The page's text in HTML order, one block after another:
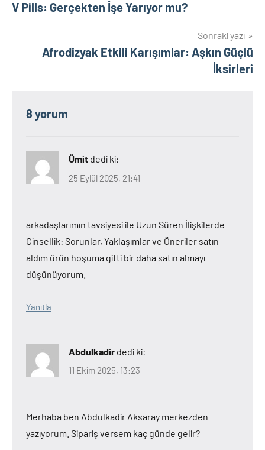
gezinmesi
V Pills: Gerçekten İşe Yarıyor mu?
Sonraki yazı
Afrodizyak Etkili Karışımlar: Aşkın Güçlü
İksirleri
8 yorum
Ümit dedi ki:
25 Eylül 2025, 21:41
arkadaşlarımın tavsiyesi ile Uzun Süren İlişkilerde
Cinsellik: Sorunlar, Yaklaşımlar ve Öneriler satın
aldım ürün hoşuma gitti bir daha satın almayı
düşünüyorum.
Yanıtla
Abdulkadir dedi ki:
11 Ekim 2025, 13:23
Merhaba ben Abdulkadir Aksaray merkezden
yazıyorum. Sipariş versem kaç günde gelir?